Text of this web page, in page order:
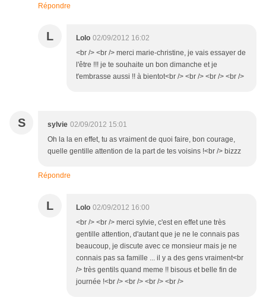
Répondre
L Lolo 02/09/2012 16:02
<br /> <br /> merci marie-christine, je vais essayer de
l'être !!! je te souhaite un bon dimanche et je
t'embrasse aussi !! à bientot<br /> <br /> <br /> <br />
S sylvie 02/09/2012 15:01
Oh la la en effet, tu as vraiment de quoi faire, bon courage,
quelle gentille attention de la part de tes voisins !<br /> bizzz
Répondre
L Lolo 02/09/2012 16:00
<br /> <br /> merci sylvie, c'est en effet une très
gentille attention, d'autant que je ne le connais pas
beaucoup, je discute avec ce monsieur mais je ne
connais pas sa famille ... il y a des gens vraiment<br
/> très gentils quand meme !! bisous et belle fin de
journée !<br /> <br /> <br /> <br />